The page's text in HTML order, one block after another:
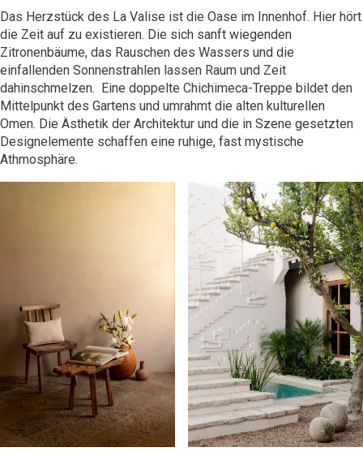
Das Herzstück des La Valise ist die Oase im Innenhof. Hier hört
die Zeit auf zu existieren. Die sich sanft wiegenden
Zitronenbäume, das Rauschen des Wassers und die
einfallenden Sonnenstrahlen lassen Raum und Zeit
dahinschmelzen. Eine doppelte Chichimeca-Treppe bildet den
Mittelpunkt des Gartens und umrahmt die alten kulturellen
Omen. Die Ästhetik der Architektur und die in Szene gesetzten
Designelemente schaffen eine ruhige, fast mystische
Athmosphäre.